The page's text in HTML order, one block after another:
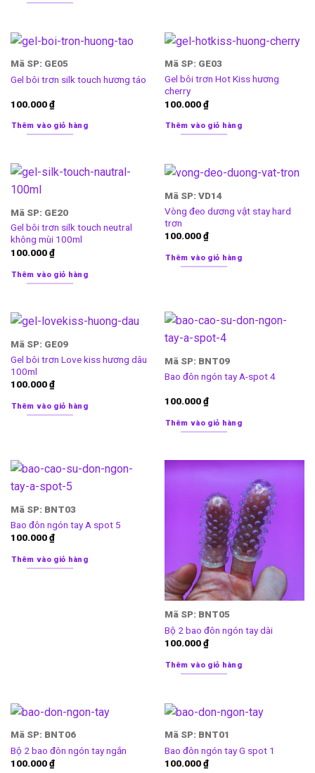
Mã SP: GE05
Gel bôi trơn silk touch hương táo
100.000₫
Thêm vào giỏ hàng
Mã SP: GE03
Gel bôi trơn Hot Kiss hương
cherry
100.000₫
Thêm vào giỏ hàng
Mã SP: GE20
Gel bôi trơn silk touch neutral
không mùi 100ml
100.000₫
Thêm vào giỏ hàng
Mã SP: VD14
Vòng đeo dương vật stay hard
trơn
100.000₫
Thêm vào giỏ hàng
Mã SP: GE09
Gel bôi trơn Love kiss hương dâu
100ml
100.000₫
Thêm vào giỏ hàng
Mã SP: BNT09
Bao đôn ngón tay A-spot 4
100.000₫
Thêm vào giỏ hàng
Mã SP: BNT03
Bao đôn ngón tay A spot 5
100.000₫
Thêm vào giỏ hàng
Mã SP: BNT05
Bộ 2 bao đôn ngón tay dài
100.000₫
Thêm vào giỏ hàng
Mã SP: BNT06
Bộ 2 bao đôn ngón tay ngắn
100.000₫
Mã SP: BNT01
Bao đôn ngón tay G spot 1
100.000₫